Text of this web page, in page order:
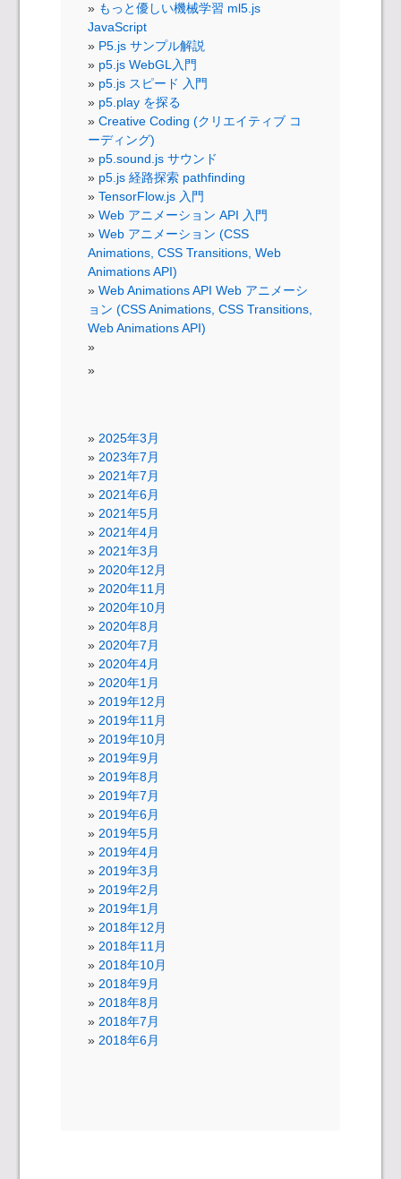
もっと優しい機械学習 ml5.js
JavaScript
P5.js サンプル解説
p5.js WebGL入門
p5.js スピード 入門
p5.play を探る
Creative Coding (クリエイティブ コ
ーディング)
p5.sound.js サウンド
p5.js 経路探索 pathfinding
TensorFlow.js 入門
Web アニメーション API 入門
Web アニメーション (CSS
Animations, CSS Transitions, Web
Animations API)
Web Animations API Web アニメーシ
ョン (CSS Animations, CSS Transitions,
Web Animations API)
2025年3月
2023年7月
2021年7月
2021年6月
2021年5月
2021年4月
2021年3月
2020年12月
2020年11月
2020年10月
2020年8月
2020年7月
2020年4月
2020年1月
2019年12月
2019年11月
2019年10月
2019年9月
2019年8月
2019年7月
2019年6月
2019年5月
2019年4月
2019年3月
2019年2月
2019年1月
2018年12月
2018年11月
2018年10月
2018年9月
2018年8月
2018年7月
2018年6月